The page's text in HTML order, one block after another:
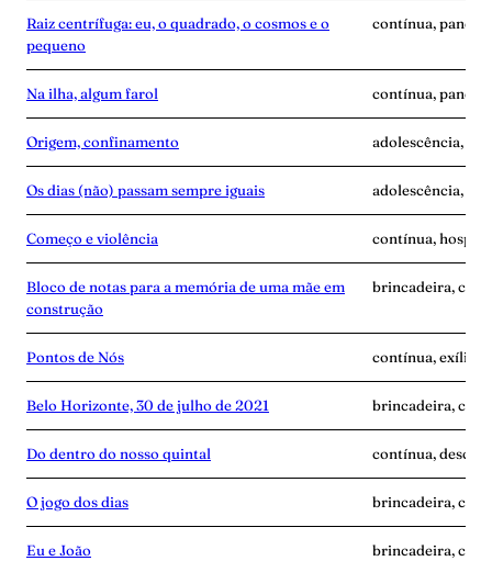
Raiz centrífuga: eu, o quadrado, o cosmos e o
pequeno
contínua,
Na ilha, algum farol contínua,
Origem, confinamento adolescência,
Os dias (não) passam sempre iguais adolescência,
Começo e violência contínua,
Bloco de notas para a memória de uma mãe em
construção
brincadeira,
Pontos de Nós contínua, exílio,
Belo Horizonte, 30 de julho de 2021 brincadeira,
Do dentro do nosso quintal contínua,
O jogo dos dias brincadeira,
Eu e João brincadeira,